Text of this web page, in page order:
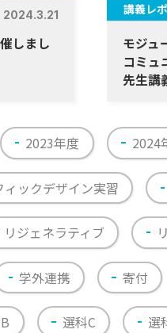
2024.3.21
しまし
講義レ
モジュ
コミュ
先生講
2023年度 2024
ィックデザイン実習
リジェネラティブ
学外連携 寄付
選科C 選